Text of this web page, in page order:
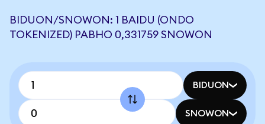
BIDUON/SNOWON: 1 BAIDU (ONDO
TOKENIZED) РАВНО 0,331759 SNOWON
BIDUON
SNOWON